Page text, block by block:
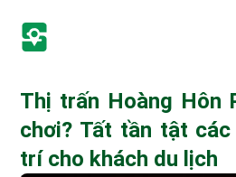
Thị trấn Hoàng Hôn
chơi? Tất tần tật
trí cho khách du lịch